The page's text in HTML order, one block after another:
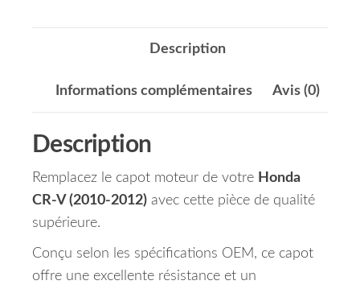
Description
Informations complémentaires Avis (0)
Description
Remplacez le capot moteur de votre Honda
CR-V (2010-2012) avec cette pièce de qualité
supérieure.
Conçu selon les spécifications OEM, ce capot
offre une excellente résistance et un